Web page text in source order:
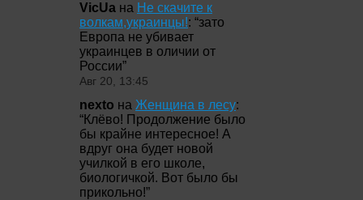
VicUa на Не скачите к
волкам,украинцы!: “зато
Европа не убивает
украинцев в оличии от
России”
Авг 20, 13:45
nexto на Женщина в лесу:
“Клёво! Продолжение было
бы крайне интересное! А
вдруг она будет новой
училкой в его школе,
биологичкой. Вот было бы
прикольно!”